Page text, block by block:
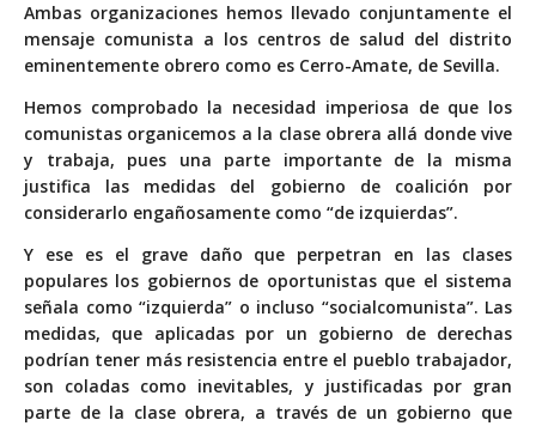
Ambas organizaciones hemos llevado conjuntamente el
mensaje comunista a los centros de salud del distrito
eminentemente obrero como es Cerro-Amate, de Sevilla.
Hemos comprobado la necesidad imperiosa de que los
comunistas organicemos a la clase obrera allá donde vive
y trabaja, pues una parte importante de la misma
justifica las medidas del gobierno de coalición por
considerarlo engañosamente como “de izquierdas”.
Y ese es el grave daño que perpetran en las clases
populares los gobiernos de oportunistas que el sistema
señala como “izquierda” o incluso “socialcomunista”. Las
medidas, que aplicadas por un gobierno de derechas
podrían tener más resistencia entre el pueblo trabajador,
son coladas como inevitables, y justificadas por gran
parte de la clase obrera, a través de un gobierno que